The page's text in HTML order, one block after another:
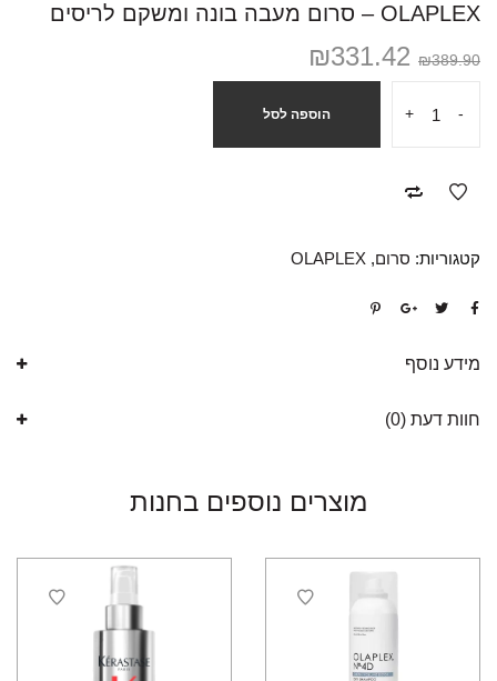
OLAPLEX – סרום מעבה בונה ומשקם לריסים
₪389.90
₪331.42
-
+ הוספה לסל
קטגוריות: סרום,
OLAPLEX
מידע נוסף
חוות דעת (0)
מוצרים נוספים בחנות